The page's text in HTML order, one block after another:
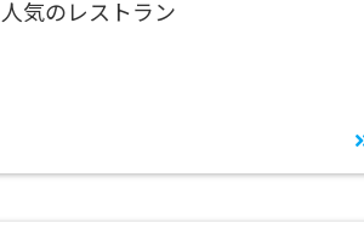
気のレストラン